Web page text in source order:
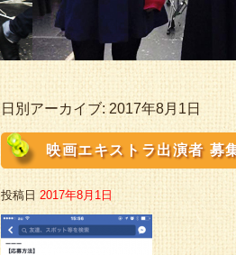
日別アーカイブ:2017年8月1日
映画エキストラ出演者 募
投稿日 2017年8月1日